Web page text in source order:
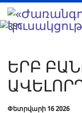
ԵՐԲ
Փետրվարի 16 2026